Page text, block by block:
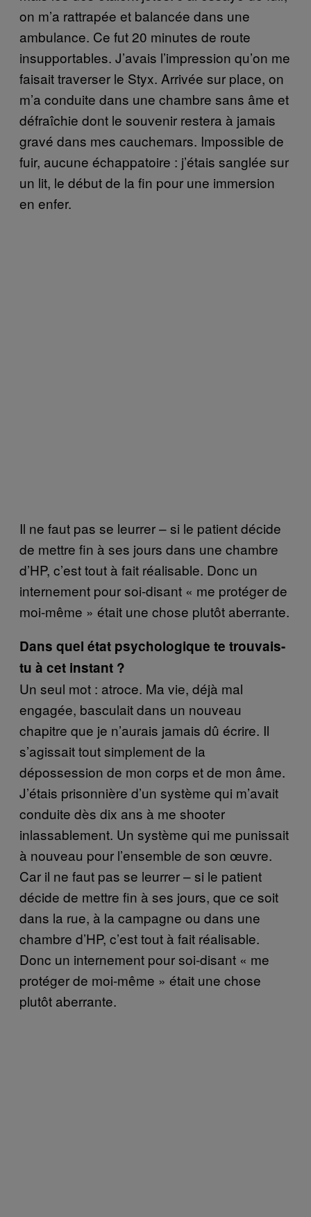
on m’a rattrapée et balancée dans une
ambulance. Ce fut 20 minutes de route
insupportables. J’avais l’impression qu’on me
faisait traverser le Styx. Arrivée sur place, on
m’a conduite dans une chambre sans âme et
défraîchie dont le souvenir restera à jamais
gravé dans mes cauchemars. Impossible de
fuir, aucune échappatoire : j’étais sanglée sur
un lit, le début de la fin pour une immersion
en enfer.
Il ne faut pas se leurrer – si le patient décide
de mettre fin à ses jours dans une chambre
d’HP, c’est tout à fait réalisable. Donc un
internement pour soi-disant « me protéger de
moi-même » était une chose plutôt aberrante.
Dans quel état psychologique te trouvais-
tu à cet instant ?
Un seul mot : atroce. Ma vie, déjà mal
engagée, basculait dans un nouveau
chapitre que je n’aurais jamais dû écrire. Il
s’agissait tout simplement de la
dépossession de mon corps et de mon âme.
J’étais prisonnière d’un système qui m’avait
conduite dès dix ans à me shooter
inlassablement. Un système qui me punissait
à nouveau pour l’ensemble de son œuvre.
Car il ne faut pas se leurrer – si le patient
décide de mettre fin à ses jours, que ce soit
dans la rue, à la campagne ou dans une
chambre d’HP, c’est tout à fait réalisable.
Donc un internement pour soi-disant « me
protéger de moi-même » était une chose
plutôt aberrante.